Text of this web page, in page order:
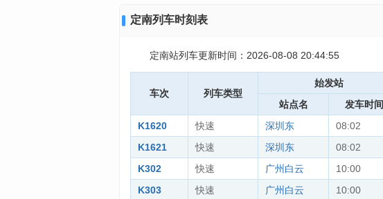
定南列车时刻表
定南站列车更新时间：2026-08-08 20:44:55
车次 列车类型
始发站
站点名
发车时间
K1620
快速 深圳东 08:02
K1621
快速 深圳东 08:02
K302
快速 广州白云 10:00
K303
快速 广州白云 10:00